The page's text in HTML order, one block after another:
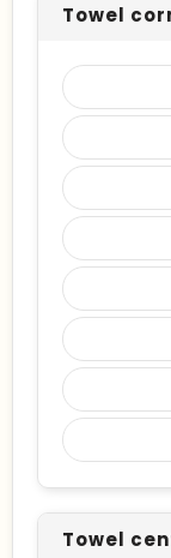
Towel
Towel